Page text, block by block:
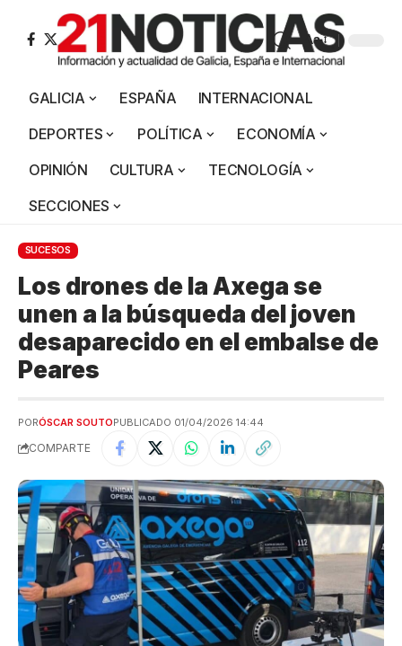
Aa
GALICIA ESPAÑA
INTERNACIONAL
DEPORTES
POLÍTICA
ECONOMÍA
OPINIÓN
CULTURA
TECNOLOGÍA
SECCIONES
SUCESOS
Los drones de la Axega se
unen a la búsqueda del joven
desaparecido en el embalse de
Peares
PORÓSCAR SOUTOPUBLICADO 01/04/2026 14:44
COMPARTE